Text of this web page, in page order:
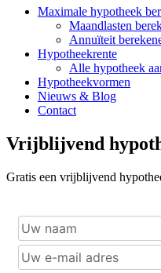
Maximale hypotheek
Maandlasten
Annuïteit
Hypotheekrente
Alle hypotheek
Hypotheekvormen
Nieuws & Blog
Contact
Vrijblijvend
Gratis een vrijblijvend